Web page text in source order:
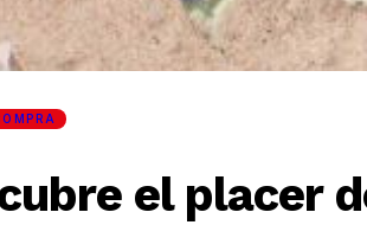
tu noticia
el placer